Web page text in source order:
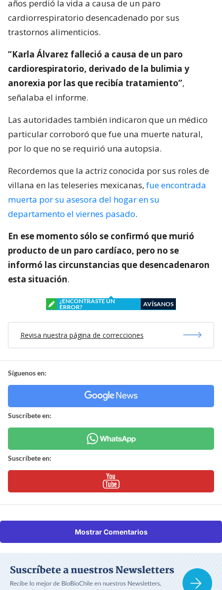
años perdió la vida a causa de un paro
cardiorrespiratorio desencadenado por sus
trastornos alimenticios.
“Karla Álvarez falleció a causa de un paro
cardiorespiratorio, derivado de la bulimia y
anorexia por las que recibía tratamiento”,
señalaba el informe.
Las autoridades también indicaron que un médico
particular corroboró que fue una muerte natural,
por lo que no se requirió una autopsia.
Recordemos que la actriz conocida por sus roles de
villana en las teleseries mexicanas, fue encontrada
muerta por su asesora del hogar en su
departamento el viernes pasado.
En ese momento sólo se confirmó que murió
producto de un paro cardíaco, pero no se
informó las circunstancias que desencadenaron
esta situación.
¿ENCONTRASTE UN
ERROR?
AVÍSANOS
Revisa nuestra página de correcciones
Síguenos en:
Suscríbete en:
Suscríbete en:
Mostrar Comentarios